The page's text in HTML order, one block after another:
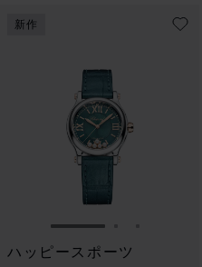
新作
スライドに移動 1
ハッピースポーツ